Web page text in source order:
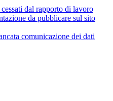
dal rapporto di lavoro
da pubblicare sul sito
comunicazione dei dati